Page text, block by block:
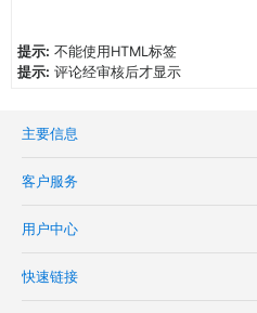
提示: 不能使用HTML标签
提示: 评论经审核后才显示
主要信息
客户服务
用户中心
快速链接